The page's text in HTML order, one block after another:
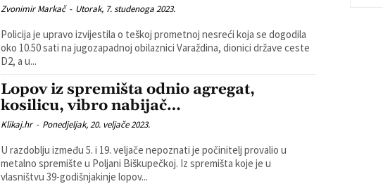
Zvonimir Markač - Utorak, 7. studenoga 2023.
Policija je upravo izvijestila o teškoj prometnoj nesreći koja se dogodila
oko 10.50 sati na jugozapadnoj obilaznici Varaždina, dionici države ceste
D2, a u...
Lopov iz spremišta odnio agregat,
kosilicu, vibro nabijač…
Klikaj.hr - Ponedjeljak, 20. veljače 2023.
U razdoblju između 5. i 19. veljače nepoznati je počinitelj provalio u
metalno spremište u Poljani Biškupečkoj. Iz spremišta koje je u
vlasništvu 39-godišnjakinje lopov...